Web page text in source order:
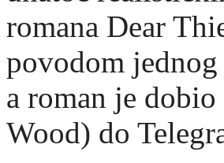
romana Dear
povodom
a roman je
Wood) do